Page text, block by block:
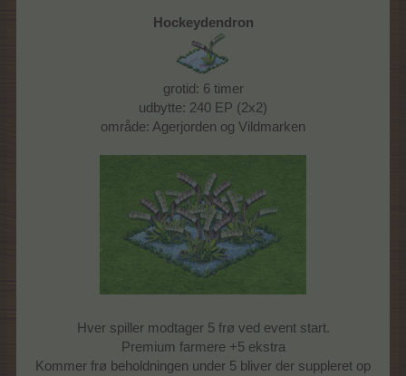
Hockeydendron
grotid: 6 timer
udbytte: 240 EP (2x2)
område: Agerjorden og Vildmarken
Hver spiller modtager 5 frø ved event start.
Premium farmere +5 ekstra
Kommer frø beholdningen under 5 bliver der suppleret op